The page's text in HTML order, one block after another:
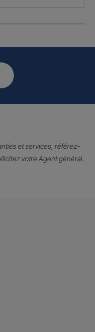
et services, référez-
votre Agent général.